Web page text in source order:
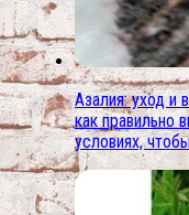
Азалия: уход и
как правильно
условиях,